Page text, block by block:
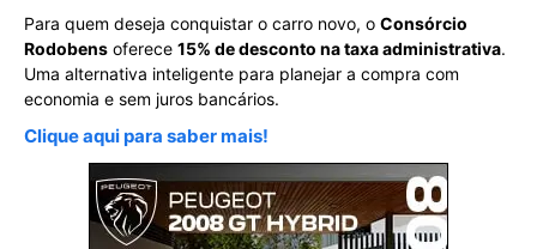
Para quem deseja conquistar o carro novo, o Consórcio
Rodobens oferece 15% de desconto na taxa administrativa.
Uma alternativa inteligente para planejar a compra com
economia e sem juros bancários.
Clique aqui para saber mais!